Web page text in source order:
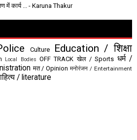
में कार्य ... - Karuna Thakur
Culture Education / शिक्षा
Local Bodies OFF TRACK खेल / Sports धर्म /
मत / Opinion मनोरंजन / Entertainment
/ literature